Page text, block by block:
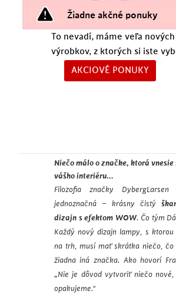
Žiadne akčné ponuky
To nevadí, máme veľa nových
výrobkov, z ktorých si iste
AKCIOVÉ PONUKY
Niečo málo o značke, ktorá vnesie
vášho interiéru...
Filozofia značky
jednoznačná – krásny čistý
dizajn s efektom WOW. Čo tým
Každý nový dizajn lampy, s ktorou
na trh, musí mať skrátka niečo, čo
žiadna iná značka. Ako hovorí
„Nie je dôvod vytvoriť niečo
opakujeme.“